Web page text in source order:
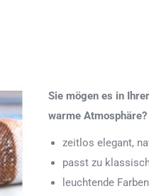
Sie mögen es in
warme
zeitlos elegant,
passt zu
leuchtende